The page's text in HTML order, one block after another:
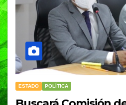
ESTADO POLÍTICA